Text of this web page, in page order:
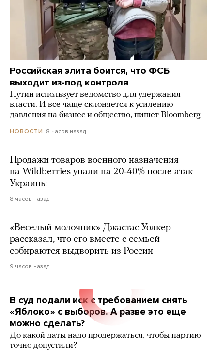
Российская элита боится, что ФСБ
выходит из-под контроля
Путин использует ведомство для удержания
власти. И все чаще склоняется к усилению
давления на бизнес и общество, пишет Bloomberg
НОВОСТИ 8 часов назад
Продажи товаров военного назначения
на Wildberries упали на 20-40% после атак
Украины
8 часов назад
«Веселый молочник» Джастас Уолкер
рассказал, что его вместе с семьей
собираются выдворить из России
9 часов назад
В суд подали иск с требованием снять
«Яблоко» с выборов. А разве это еще
можно сделать?
До какой даты надо продержаться, чтобы партию
точно допустили?